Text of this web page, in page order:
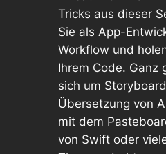
Tricks aus dieser
Sie als App-
Workflow und
Ihrem Code. Ganz
sich um
Übersetzung von
mit dem
von Swift oder